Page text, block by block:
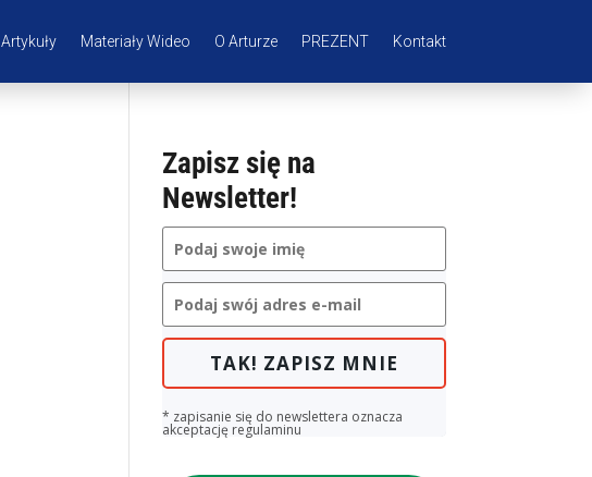
Artykuły Materiały Wideo O Arturze PREZENT Kontakt
Zapisz się na
Newsletter!
TAK! ZAPISZ MNIE
* zapisanie się do newslettera oznacza
akceptację regulaminu